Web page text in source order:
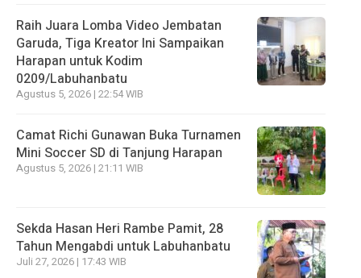
Raih Juara Lomba Video Jembatan
Garuda, Tiga Kreator Ini Sampaikan
Harapan untuk Kodim
0209/Labuhanbatu
Agustus 5, 2026 | 22:54 WIB
Camat Richi Gunawan Buka Turnamen
Mini Soccer SD di Tanjung Harapan
Agustus 5, 2026 | 21:11 WIB
Sekda Hasan Heri Rambe Pamit, 28
Tahun Mengabdi untuk Labuhanbatu
Juli 27, 2026 | 17:43 WIB